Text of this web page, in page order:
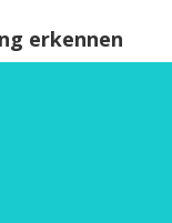
erkennen